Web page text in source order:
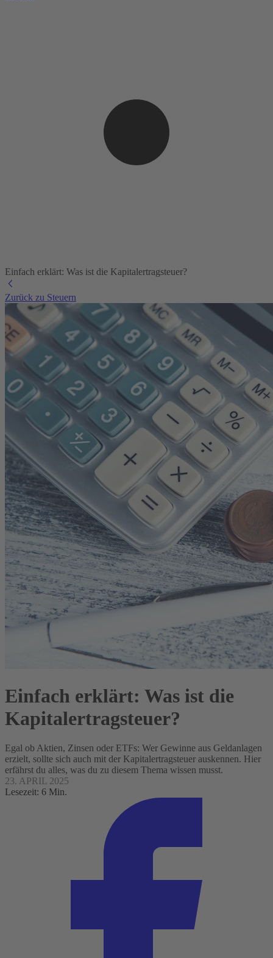
Einfach erklärt: Was ist die Kapitalertragsteuer?
Zurück zu Steuern
Einfach erklärt: Was ist die
Kapitalertragsteuer?
Egal ob Aktien, Zinsen oder ETFs: Wer Gewinne aus Geldanlagen
erzielt, sollte sich auch mit der Kapitalertragsteuer auskennen. Hier
erfährst du alles, was du zu diesem Thema wissen musst.
23. APRIL 2025
Lesezeit: 6 Min.